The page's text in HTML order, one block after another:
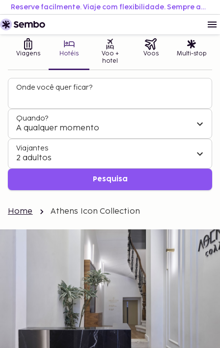
Reserve facilmente. Viaje com flexibilidade. Sempre ao melhor preço.
Viagens Hotéis
Voo +
hotel
Voos Multi-stop
Onde você quer ficar?
Quando?
A qualquer momento
Viajantes
2 adultos
Pesquisa
Home Athens Icon Collection